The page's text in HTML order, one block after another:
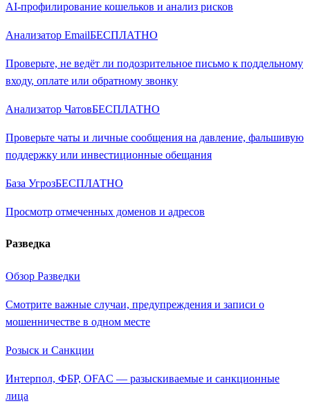
AI-профилирование кошельков и анализ рисков
Анализатор EmailБЕСПЛАТНО
Проверьте, не ведёт ли подозрительное письмо к поддельному
входу, оплате или обратному звонку
Анализатор ЧатовБЕСПЛАТНО
Проверьте чаты и личные сообщения на давление, фальшивую
поддержку или инвестиционные обещания
База УгрозБЕСПЛАТНО
Просмотр отмеченных доменов и адресов
Разведка
Обзор Разведки
Смотрите важные случаи, предупреждения и записи о
мошенничестве в одном месте
Розыск и Санкции
Интерпол, ФБР, OFAC — разыскиваемые и санкционные
лица